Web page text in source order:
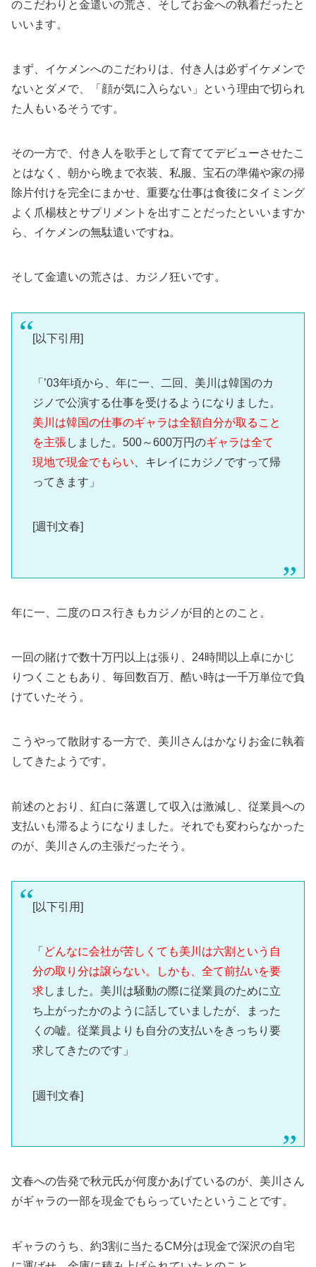
のこだわりと金遣いの荒さ、そしてお金への執着だったと
いいます。
まず、イケメンへのこだわりは、付き人は必ずイケメンで
ないとダメで、「顔が気に入らない」という理由で切られ
た人もいるそうです。
その一方で、付き人を歌手として育ててデビューさせたこ
とはなく、朝から晩まで衣装、私服、宝石の準備や家の掃
除片付けを完全にまかせ、重要な仕事は食後にタイミング
よく爪楊枝とサプリメントを出すことだったといいますか
ら、イケメンの無駄遣いですね。
そして金遣いの荒さは、カジノ狂いです。
[以下引用]
「’03年頃から、年に一、二回、美川は韓国のカ
ジノで公演する仕事を受けるようになりました。
美川は韓国の仕事のギャラは全額自分が取ること
を主張しました。500～600万円のギャラは全て
現地で現金でもらい 、キレイにカジノですって帰
ってきます」
[週刊文春]
年に一、二度のロス行きもカジノが目的とのこと。
一回の賭けで数十万円以上は張り、24時間以上卓にかじ
りつくこともあり、毎回数百万、酷い時は一千万単位で負
けていたそう。
こうやって散財する一方で、美川さんはかなりお金に執着
してきたようです。
前述のとおり、紅白に落選して収入は激減し、従業員への
支払いも滞るようになりました。それでも変わらなかった
のが、美川さんの主張だったそう。
[以下引用]
「 どんなに会社が苦しくても美川は六割という自
分の取り分は譲らない。しかも、全て前払いを要
求しました。美川は騒動の際に従業員のために立
ち上がったかのように話していましたが、まった
くの嘘。従業員よりも自分の支払いをきっちり要
求してきたのです」
[週刊文春]
文春への告発で秋元氏が何度かあげているのが、美川さん
がギャラの一部を現金でもらっていたということです。
ギャラのうち、約3割に当たるCM分は現金で深沢の自宅